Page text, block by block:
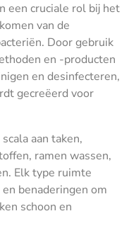
een cruciale rol bij het
van de
Door gebruik
en -producten
en desinfecteren,
gecreëerd voor
aan taken,
ramen wassen,
Elk type ruimte
benaderingen om
schoon en